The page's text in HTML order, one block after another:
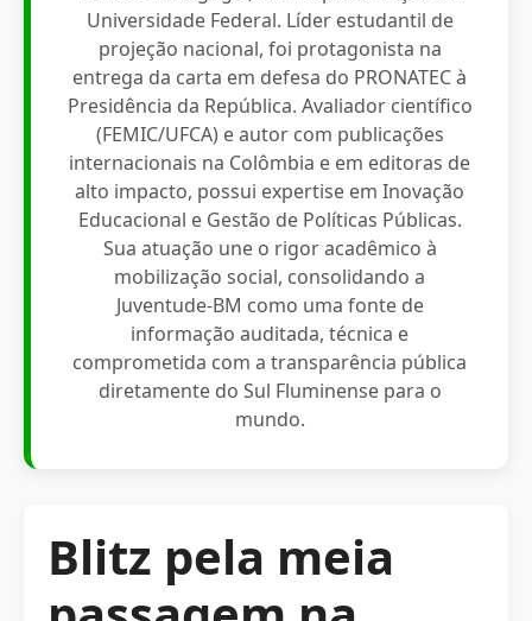
Universidade Federal. Líder estudantil de
projeção nacional, foi protagonista na
entrega da carta em defesa do PRONATEC à
Presidência da República. Avaliador científico
(FEMIC/UFCA) e autor com publicações
internacionais na Colômbia e em editoras de
alto impacto, possui expertise em Inovação
Educacional e Gestão de Políticas Públicas.
Sua atuação une o rigor acadêmico à
mobilização social, consolidando a
Juventude-BM como uma fonte de
informação auditada, técnica e
comprometida com a transparência pública
diretamente do Sul Fluminense para o
mundo.
Blitz pela meia